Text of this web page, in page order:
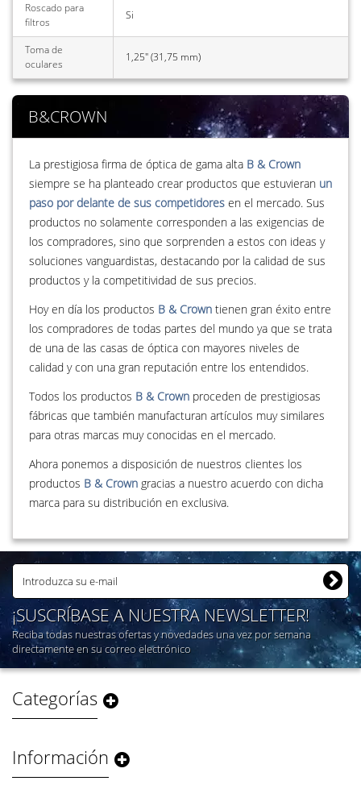
Roscado para
filtros
Si
Toma de
oculares
1,25" (31,75 mm)
B&CROWN
La prestigiosa firma de óptica de gama alta B & Crown
siempre se ha planteado crear productos que estuvieran un
paso por delante de sus competidores en el mercado. Sus
productos no solamente corresponden a las exigencias de
los compradores, sino que sorprenden a estos con ideas y
soluciones vanguardistas, destacando por la calidad de sus
productos y la competitividad de sus precios.
Hoy en día los productos B & Crown tienen gran éxito entre
los compradores de todas partes del mundo ya que se trata
de una de las casas de óptica con mayores niveles de
calidad y con una gran reputación entre los entendidos.
Todos los productos B & Crown proceden de prestigiosas
fábricas que también manufacturan artículos muy similares
para otras marcas muy conocidas en el mercado.
Ahora ponemos a disposición de nuestros clientes los
productos B & Crown gracias a nuestro acuerdo con dicha
marca para su distribución en exclusiva.
¡SUSCRÍBASE A NUESTRA NEWSLETTER!
Reciba todas nuestras ofertas y novedades una vez por semana
directamente en su correo electrónico
Categorías
Información